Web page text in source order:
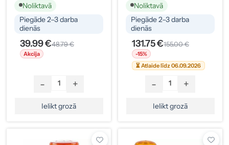
Noliktavā
Piegāde 2–3 darba
dienās
39.99 €48.79 €
Akcija
- +
Ielikt grozā
Noliktavā
Piegāde 2–3 darba
dienās
131.75 €155.00 €
-15%
⏳ Atlaide līdz 06.09.2026
- +
Ielikt grozā